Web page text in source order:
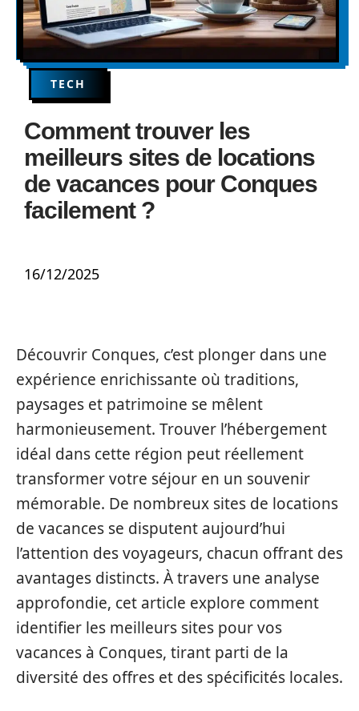
TECH
Comment trouver les
meilleurs sites de locations
de vacances pour Conques
facilement ?
16/12/2025
Découvrir Conques, c’est plonger dans une
expérience enrichissante où traditions,
paysages et patrimoine se mêlent
harmonieusement. Trouver l’hébergement
idéal dans cette région peut réellement
transformer votre séjour en un souvenir
mémorable. De nombreux sites de locations
de vacances se disputent aujourd’hui
l’attention des voyageurs, chacun offrant des
avantages distincts. À travers une analyse
approfondie, cet article explore comment
identifier les meilleurs sites pour vos
vacances à Conques, tirant parti de la
diversité des offres et des spécificités locales.